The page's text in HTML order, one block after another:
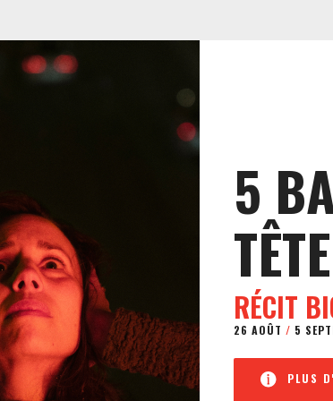
5
TÊTE
RÉCIT
26 AOÛT / 5
PLUS